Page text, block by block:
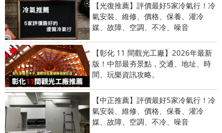
【光復推薦】評價最好5家冷氣行！冷
氣安裝、維修、價格、保養、灌冷
媒、故障、空調、不冷、噪音
【彰化 11 間觀光工廠】2026年最新
版！中部最夯景點，交通、地址、時
間、玩樂資訊攻略。
【中正推薦】評價最好5家冷氣行！冷
氣安裝、維修、價格、保養、灌冷
媒、故障、空調、不冷、噪音